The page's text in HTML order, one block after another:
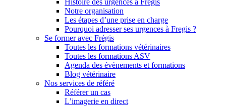
Histoire des urgences à Frégis
Notre organisation
Les étapes d’une prise en charge
Pourquoi adresser ses urgences à Fregis ?
Se former avec Frégis
Toutes les formations vétérinaires
Toutes les formations ASV
Agenda des évènements et formations
Blog vétérinaire
Nos services de référé
Référer un cas
L’imagerie en direct